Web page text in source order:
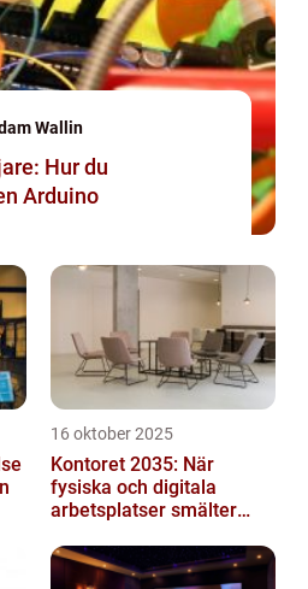
Wallin
Hur du
Arduino
16 oktober 2025
Kontoret 2035: När
fysiska och digitala
arbetsplatser smälter